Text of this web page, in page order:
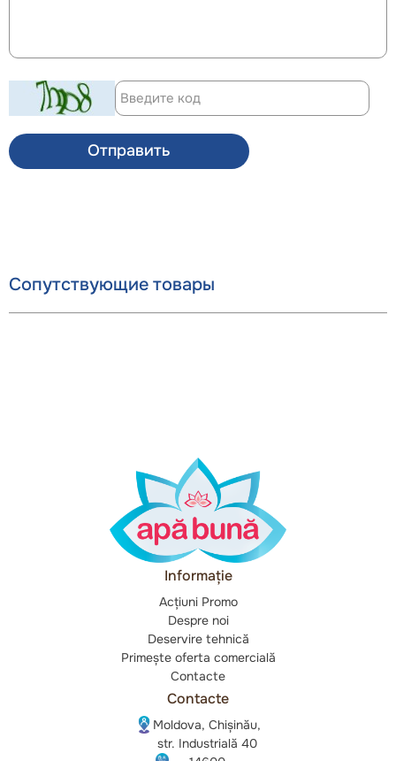
Отправить
Сопутствующие товары
Informație
Acțiuni Promo
Despre noi
Deservire tehnică
Primește oferta comercială
Contacte
Contacte
Moldova, Chișinău,
str. Industrială 40